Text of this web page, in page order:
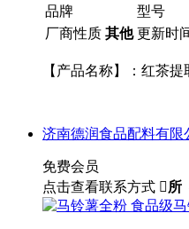
品牌
型号
厂商性质 其他 更新时
【产品名称】：红茶
济南德润食品配料有限
免费会员
点击查看联系方式 所